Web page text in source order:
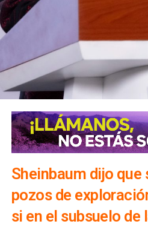
Sheinbaum dijo que
pozos de
si en el subsuelo de